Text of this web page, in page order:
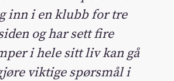
inn i en klubb for tre
og har sett fire
i hele sitt liv kan gå
viktige spørsmål i